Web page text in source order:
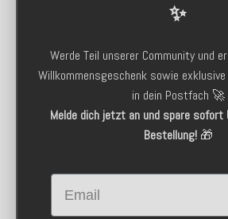
✨
Werde Teil unserer Community und
Willkommensgeschenk sowie
in dein Postfach 🚀
Melde dich jetzt an und spare sofort
Bestellung!🎁
Email